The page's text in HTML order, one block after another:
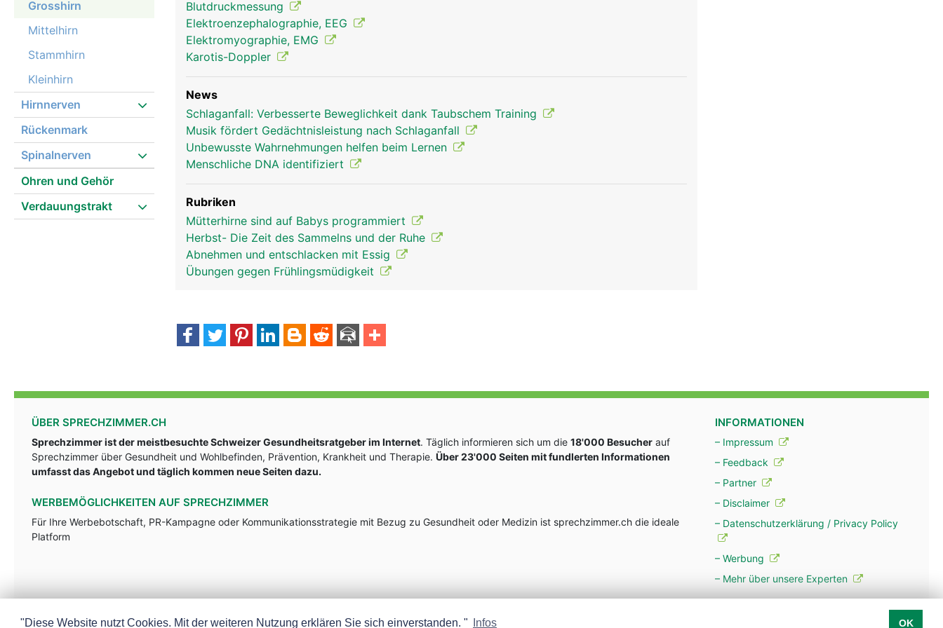
Grosshirn
Mittelhirn
Stammhirn
Kleinhirn
Hirnnerven
Rückenmark
Spinalnerven
Ohren und Gehör
Verdauungstrakt
Grosshirn Frau Grosshirn Mann
Blutdruckmessung
Elektroenzephalographie, EEG
Elektromyographie, EMG
Karotis-Doppler
News
Schlaganfall: Verbesserte Beweglichkeit dank Taubschem Training
Musik fördert Gedächtnisleistung nach Schlaganfall
Unbewusste Wahrnehmungen helfen beim Lernen
Menschliche DNA identifiziert
Rubriken
Mütterhirne sind auf Babys programmiert
Herbst- Die Zeit des Sammelns und der Ruhe
Abnehmen und entschlacken mit Essig
Übungen gegen Frühlingsmüdigkeit
ÜBER SPRECHZIMMER.CH
Sprechzimmer ist der meistbesuchte Schweizer Gesundheitsratgeber im Internet. Täglich informieren sich um die 18'000 Besucher auf
Sprechzimmer über Gesundheit und Wohlbefinden, Prävention, Krankheit und Therapie. Über 23'000 Seiten mit fundlerten Informationen
umfasst das Angebot und täglich kommen neue Seiten dazu.
WERBEMÖGLICHKEITEN AUF SPRECHZIMMER
Für Ihre Werbebotschaft, PR-Kampagne oder Kommunikationsstrategie mit Bezug zu Gesundheit oder Medizin ist sprechzimmer.ch die ideale
Platform
INFORMATIONEN
– Impressum
– Feedback
– Partner
– Disclaimer
– Datenschutzerklärung / Privacy Policy
– Werbung
– Mehr über unsere Experten
"Diese Website nutzt Cookies. Mit der weiteren Nutzung erklären Sie sich einverstanden. " Infos OK